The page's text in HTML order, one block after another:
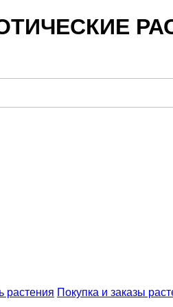
растения Покупка и заказы